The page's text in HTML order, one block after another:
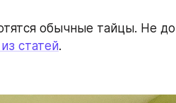
обычные тайцы. Не
статей.